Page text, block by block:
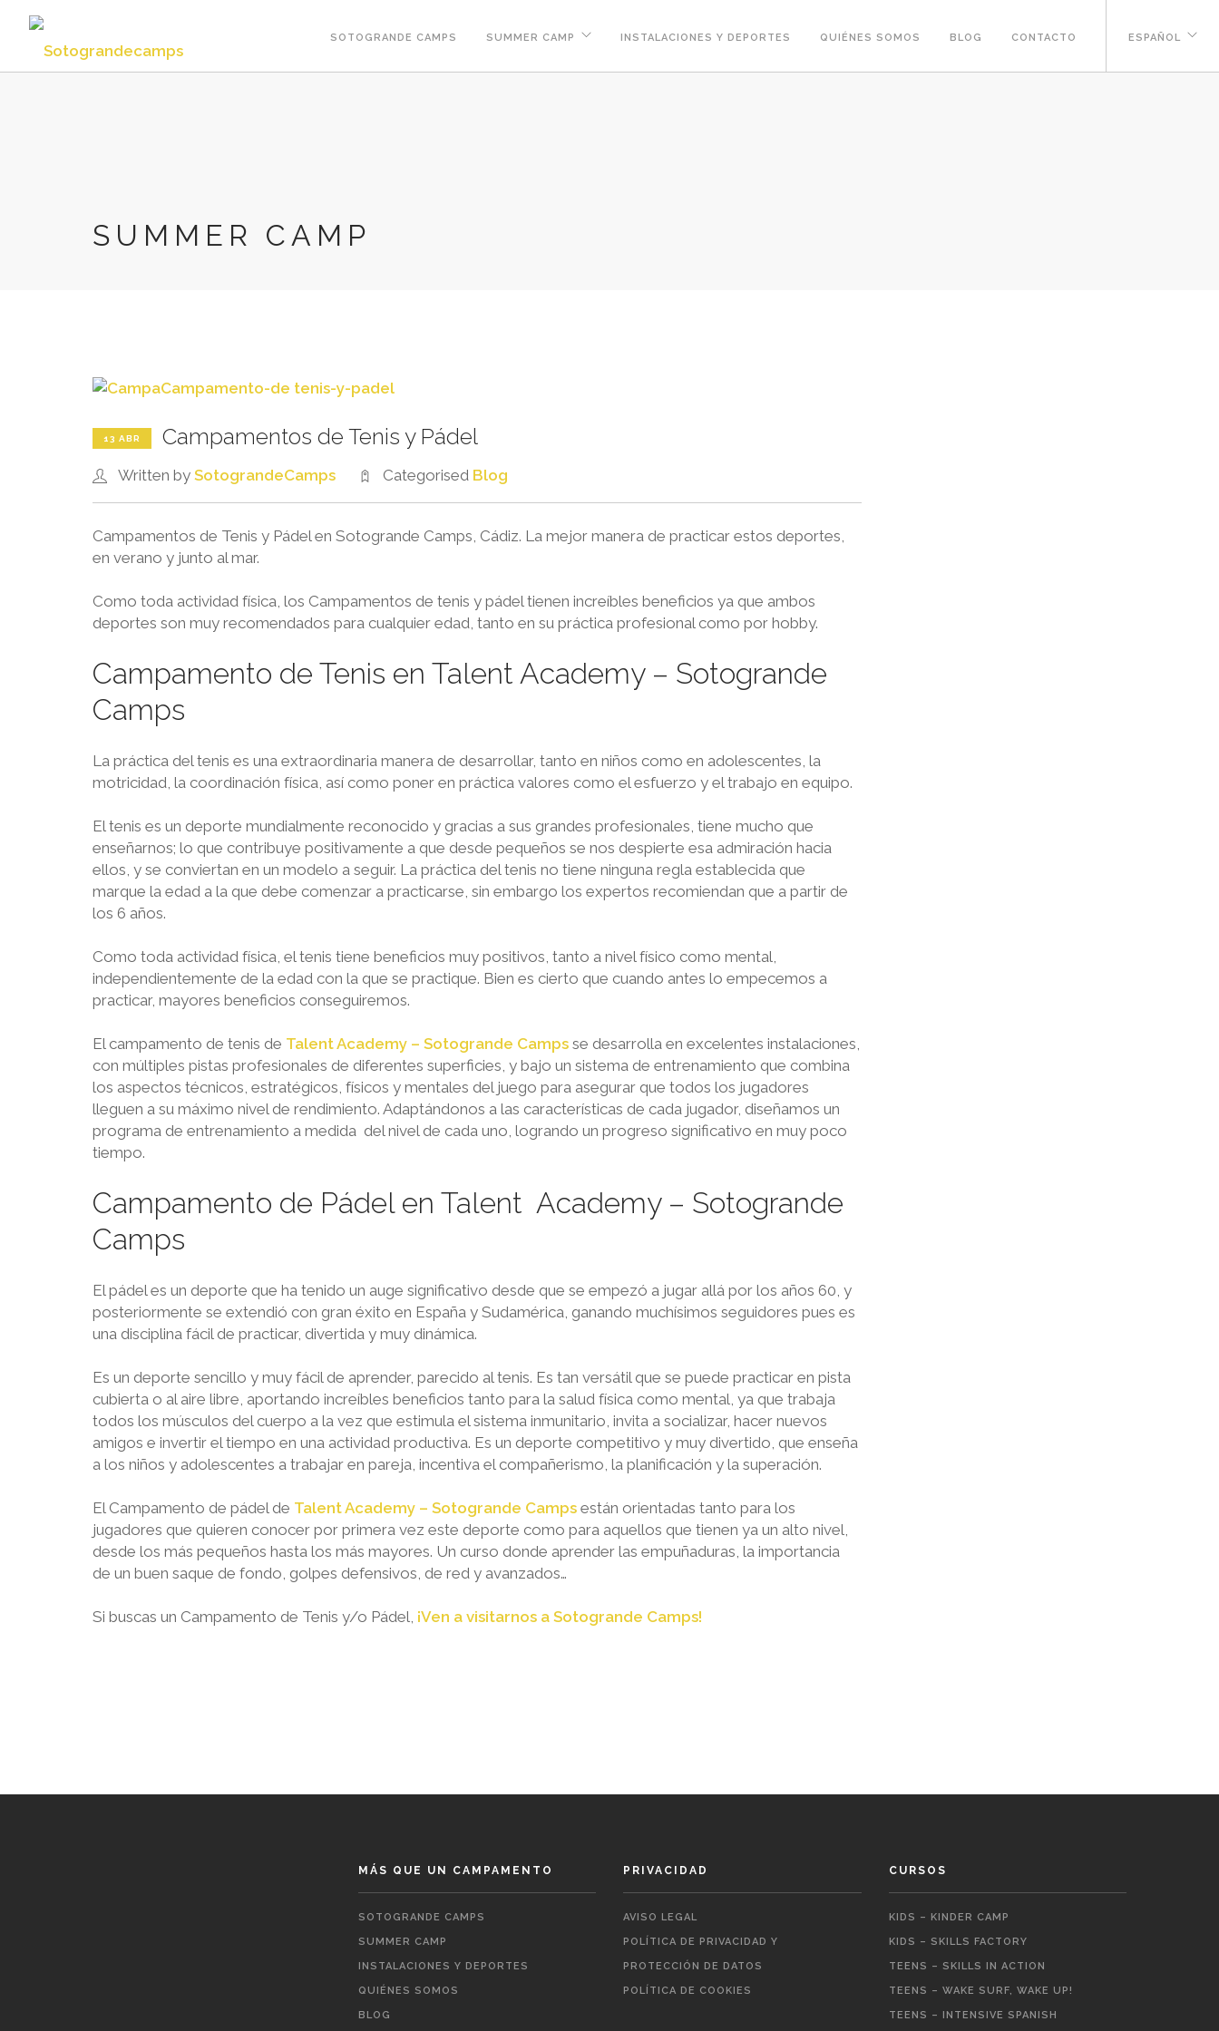
SOTOGRANDE CAMPS SUMMER CAMP INSTALACIONES Y DEPORTES QUIÉNES SOMOS BLOG CONTACTO ESPAÑOL
SUMMER CAMP
13 ABR Campamentos de Tenis y Pádel
Written by SotograndeCamps Categorised Blog
Campamentos de Tenis y Pádel en Sotogrande Camps, Cádiz. La mejor manera de practicar estos deportes,
en verano y junto al mar.
Como toda actividad física, los Campamentos de tenis y pádel tienen increíbles beneficios ya que ambos
deportes son muy recomendados para cualquier edad, tanto en su práctica profesional como por hobby.
Campamento de Tenis en Talent Academy – Sotogrande
Camps
La práctica del tenis es una extraordinaria manera de desarrollar, tanto en niños como en adolescentes, la
motricidad, la coordinación física, así como poner en práctica valores como el esfuerzo y el trabajo en equipo.
El tenis es un deporte mundialmente reconocido y gracias a sus grandes profesionales, tiene mucho que
enseñarnos; lo que contribuye positivamente a que desde pequeños se nos despierte esa admiración hacia
ellos, y se conviertan en un modelo a seguir. La práctica del tenis no tiene ninguna regla establecida que
marque la edad a la que debe comenzar a practicarse, sin embargo los expertos recomiendan que a partir de
los 6 años.
Como toda actividad física, el tenis tiene beneficios muy positivos, tanto a nivel físico como mental,
independientemente de la edad con la que se practique. Bien es cierto que cuando antes lo empecemos a
practicar, mayores beneficios conseguiremos.
El campamento de tenis de Talent Academy – Sotogrande Camps se desarrolla en excelentes instalaciones,
con múltiples pistas profesionales de diferentes superficies, y bajo un sistema de entrenamiento que combina
los aspectos técnicos, estratégicos, físicos y mentales del juego para asegurar que todos los jugadores
lleguen a su máximo nivel de rendimiento. Adaptándonos a las características de cada jugador, diseñamos un
programa de entrenamiento a medida del nivel de cada uno, logrando un progreso significativo en muy poco
tiempo.
Campamento de Pádelen Talent Academy – Sotogrande
Camps
El pádel es un deporte que ha tenido un auge significativo desde que se empezó a jugar allá por los años 60, y
posteriormente se extendió con gran éxito en España y Sudamérica, ganando muchísimos seguidores pues es
una disciplina fácil de practicar, divertida y muy dinámica.
Es un deporte sencillo y muy fácil de aprender, parecido al tenis. Es tan versátil que se puede practicar en pista
cubierta o al aire libre, aportando increíbles beneficios tanto para la salud física como mental, ya que trabaja
todos los músculos del cuerpo a la vez que estimula el sistema inmunitario, invita a socializar, hacer nuevos
amigos e invertir el tiempo en una actividad productiva. Es un deporte competitivo y muy divertido, que enseña
a los niños y adolescentes a trabajar en pareja, incentiva el compañerismo, la planificación y la superación.
El Campamento de pádel de Talent Academy – Sotogrande Camps están orientadas tanto para los
jugadores que quieren conocer por primera vez este deporte como para aquellos que tienen ya un alto nivel,
desde los más pequeños hasta los más mayores. Un curso donde aprender las empuñaduras, la importancia
de un buen saque de fondo, golpes defensivos, de red y avanzados…
Si buscas un Campamento de Tenis y/o Pádel, ¡Ven a visitarnos a Sotogrande Camps!
MÁS QUE UN CAMPAMENTO
SOTOGRANDE CAMPS
SUMMER CAMP
INSTALACIONES Y DEPORTES
QUIÉNES SOMOS
BLOG
PRIVACIDAD
AVISO LEGAL
POLÍTICA DE PRIVACIDAD Y
PROTECCIÓN DE DATOS
POLÍTICA DE COOKIES
CURSOS
KIDS – KINDER CAMP
KIDS – SKILLS FACTORY
TEENS – SKILLS IN ACTION
TEENS – WAKE SURF, WAKE UP!
TEENS – INTENSIVE SPANISH